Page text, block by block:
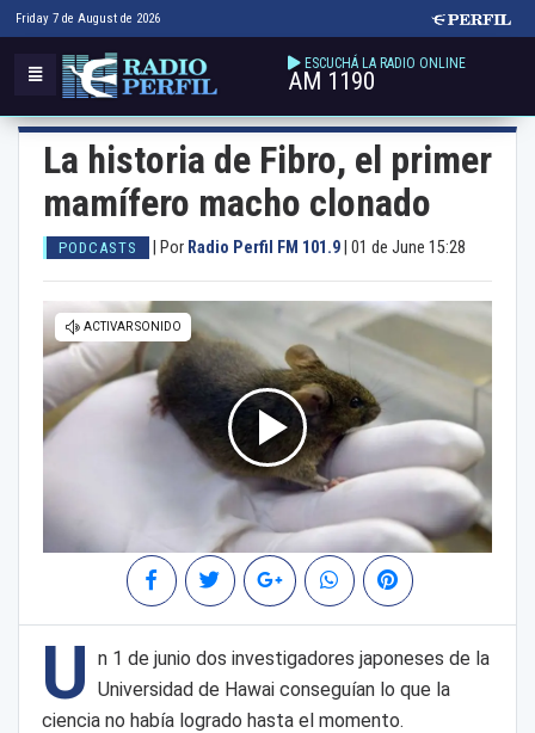
Friday 7 de August de 2026
ESCUCHÁ LA RADIO ONLINE
AM 1190
La historia de Fibro, el primer
mamífero macho clonado
PODCASTS Por Radio Perfil FM 101.9 01 de June 15:28
U n 1 de junio dos investigadores japoneses de la
Universidad de Hawai conseguían lo que la
ciencia no había logrado hasta el momento.